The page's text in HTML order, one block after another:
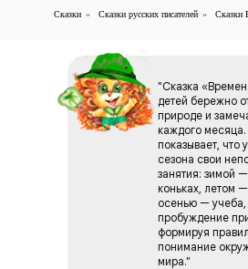
Сказки » Сказки русских писателей » Сказки
"Cказка
детей бережно
природе и
каждого
показывает, что
сезона свои
занятия: зимой
коньках, летом
осенью —
пробуждение
формируя
понимание
мира."